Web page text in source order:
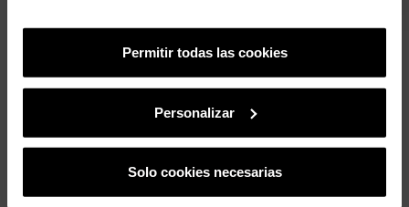
Permitir todas las cookies
Personalizar
Solo cookies necesarias